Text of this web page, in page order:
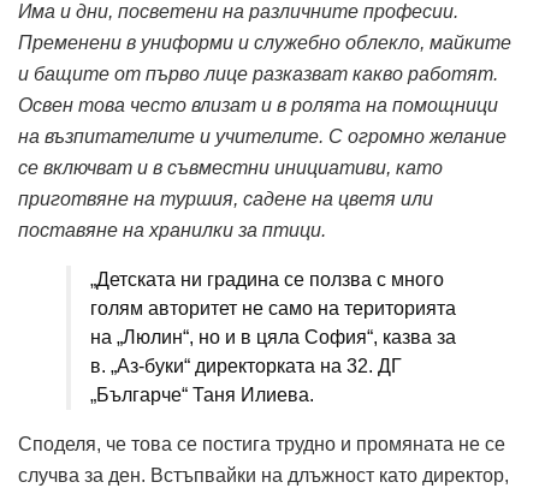
Има и дни, посветени на различните професии.
Пременени в униформи и служебно облекло, майките
и бащите от първо лице разказват какво работят.
Освен това често влизат и в ролята на помощници
на възпитателите и учителите. С огромно желание
се включват и в съвместни инициативи, като
приготвяне на туршия, садене на цветя или
поставяне на хранилки за птици.
„Детската ни градина се ползва с много
голям авторитет не само на територията
на „Люлин“, но и в цяла София“, казва за
в. „Аз-буки“ директорката на 32. ДГ
„Българче“ Таня Илиева.
Споделя, че това се постига трудно и промяната не се
случва за ден. Встъпвайки на длъжност като директор,